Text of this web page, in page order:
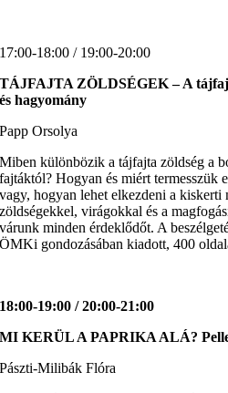
17:00-18:00 / 19:00-20:00
TÁJFAJTA ZÖLDSÉGEK – A
és hagyomány
Papp Orsolya
Miben különbözik a tájfajta zöldség a
fajtáktól? Hogyan és miért termesszük
vagy, hogyan lehet elkezdeni a kiskerti
zöldségekkel, virágokkal és a
várunk minden érdeklődőt. A
ÖMKi gondozásában kiadott, 400
18:00-19:00 / 20:00-21:00
MI KERÜL A PAPRIKA ALÁ?
Pászti-Milibák Flóra